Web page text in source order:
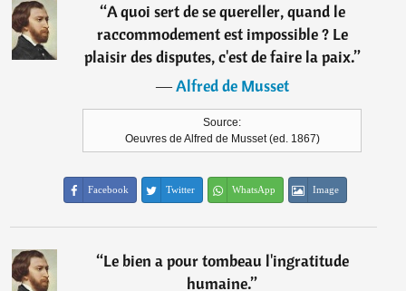
“A quoi sert de se quereller, quand le
raccommodement est impossible ? Le
plaisir des disputes, c'est de faire la paix.”
―Alfred de Musset
Source:
Oeuvres de Alfred de Musset (ed. 1867)
Facebook Twitter WhatsApp Image
“Le bien a pour tombeau l'ingratitude
humaine.”